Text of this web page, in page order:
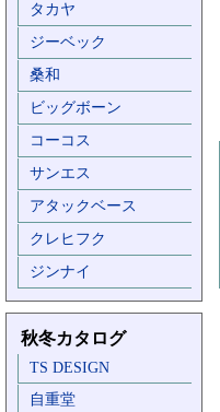
タカヤ
ジーベック
桑和
ビッグボーン
コーコス
サンエス
アタックベース
クレヒフク
ジンナイ
秋冬カタログ
TS DESIGN
自重堂